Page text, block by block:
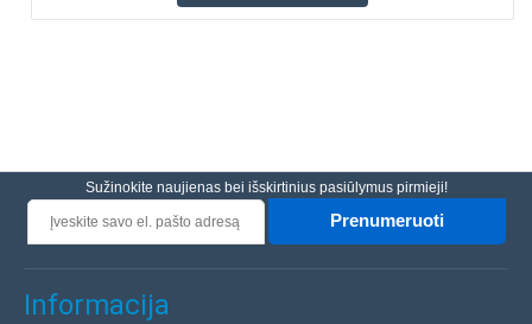
Sužinokite naujienas bei išskirtinius pasiūlymus pirmieji!
Prenumeruoti
Informacija